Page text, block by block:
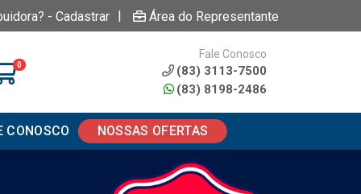
- Cadastrar | Área do Representante
0
Fale Conosco
(83) 3113-7500
(83) 8198-2486
CONOSCO NOSSAS OFERTAS